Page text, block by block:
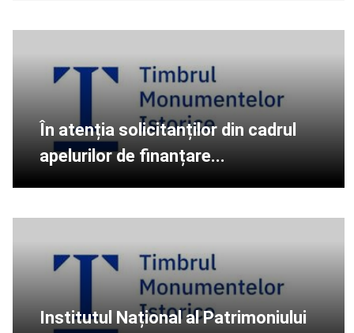
În atenția solicitanților din cadrul
apelurilor de finanțare...
Institutul Național al Patrimoniului